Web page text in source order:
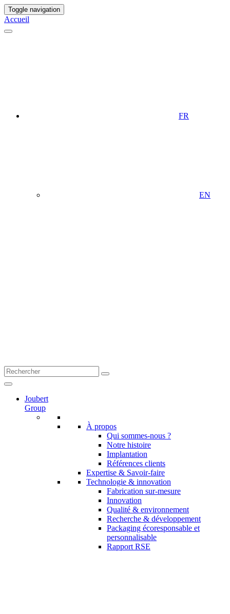
Toggle navigation
Accueil
FR
EN
Joubert
Group
À propos
Qui sommes-nous ?
Notre histoire
Implantation
Références clients
Expertise & Savoir-faire
Technologie & innovation
Fabrication sur-mesure
Innovation
Qualité & environnement
Recherche & développement
Packaging écoresponsable et
personnalisable
Rapport RSE